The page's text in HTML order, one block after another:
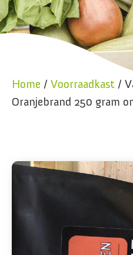
Home / Voorraadkast /
Oranjebrand 250 gram